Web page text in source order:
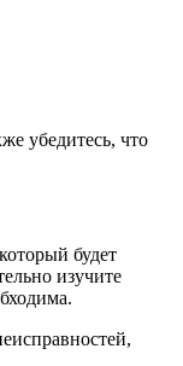
убедитесь, что
будет
изучите